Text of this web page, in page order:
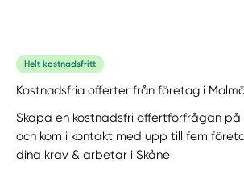
Helt kostnadsfritt
Kostnadsfria offerter från företag i
Skapa en kostnadsfri offertförfrågan
och kom i kontakt med upp till fem
dina krav & arbetar i Skåne